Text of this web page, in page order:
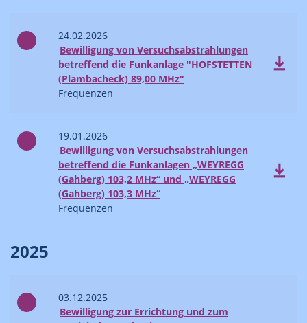
24.02.2026
Bewilligung von Versuchsabstrahlungen
betreffend die Funkanlage "HOFSTETTEN
(Plambacheck) 89,00 MHz"
Frequenzen
19.01.2026
Bewilligung von Versuchsabstrahlungen
betreffend die Funkanlagen „WEYREGG
(Gahberg) 103,2 MHz“ und „WEYREGG
(Gahberg) 103,3 MHz“
Frequenzen
2025
03.12.2025
Bewilligung zur Errichtung und zum